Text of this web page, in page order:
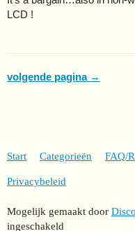
LCD !
volgende pagina →
Start Categorieën FAQ/
Privacybeleid
Mogelijk gemaakt door
ingeschakeld